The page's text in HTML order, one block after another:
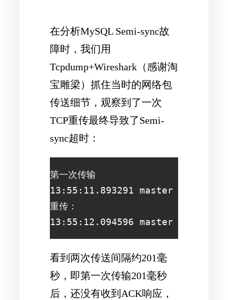
在分析MySQL Semi-sync故
障时，我们用
Tcpdump+Wireshark（感谢淘
宝雕梁）抓住当时的网络包
传送细节，观察到了一次
TCP重传最终导致了Semi-
sync超时：
第一次传输
13:55:11.893291 master => slave	Binlog pos:319890197
重传：
看到两次传送间隔约201毫
秒，即第一次传输201毫秒
后，还没有收到ACK响应，